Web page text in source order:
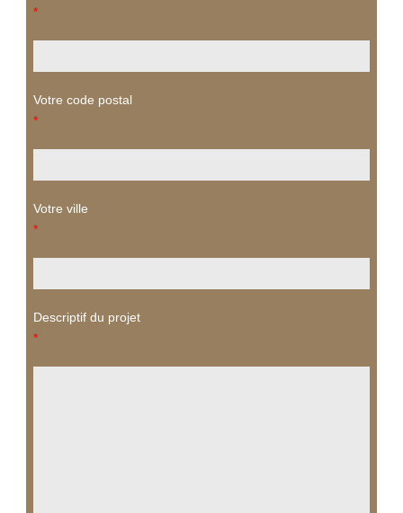
*
Votre code postal
*
Votre ville
*
Descriptif du projet
*